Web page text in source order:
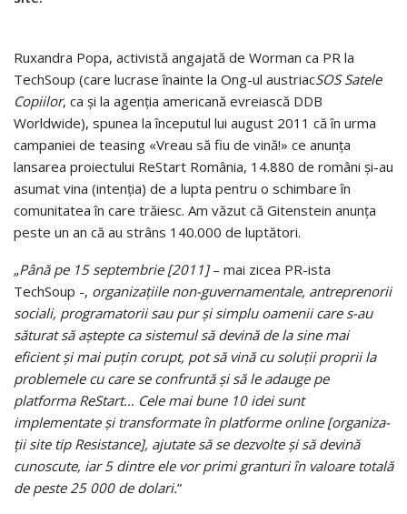
Ruxandra Popa, activistă angajată de Worman ca PR la
TechSoup (care lucrase înainte la Ong-ul austriacSOS Satele
Copiilor, ca şi la agen­ţia ame­ricană evreiască DDB
Worldwide), spunea la începutul lui august 2011 că în urma
campaniei de teasing «Vreau să fiu de vină!» ce anunţa
lansarea proiectului ReStart România, 14.880 de români şi-au
asumat vina (intenţia) de a lupta pentru o schimbare în
comunitatea în care trăiesc. Am văzut că Gitenstein anunţa
peste un an că au strâns 140.000 de luptători.
„Până pe 15 septembrie [2011]– mai zicea PR-ista
TechSoup -, orga­nizaţiile non-guverna­men­ta­le, antreprenorii
sociali, programatorii sau pur şi simplu oamenii care s-au
săturat să aştepte ca sistemul să devină de la sine mai
eficient şi mai puţin corupt, pot să vină cu soluţii proprii la
pro­ble­mele cu care se confruntă şi să le adauge pe
platforma ReStart… Cele mai bune 10 idei sunt
implementate şi transformate în platforme online [organi­za­
ţii site tip Resistance], ajutate să se dezvolte şi să devină
cunoscute, iar 5 dintre ele vor primi granturi în valoare totală
de peste 25 000 de dolari.”